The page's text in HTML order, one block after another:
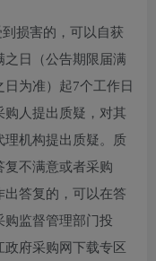
损害的，可以自获
日（公告期限届满
为准）起7个工作日
购人提出质疑，对其
理机构提出质疑。质
复不满意或者采购
出答复的，可以在答
购监督管理部门投
府采购网下载专区